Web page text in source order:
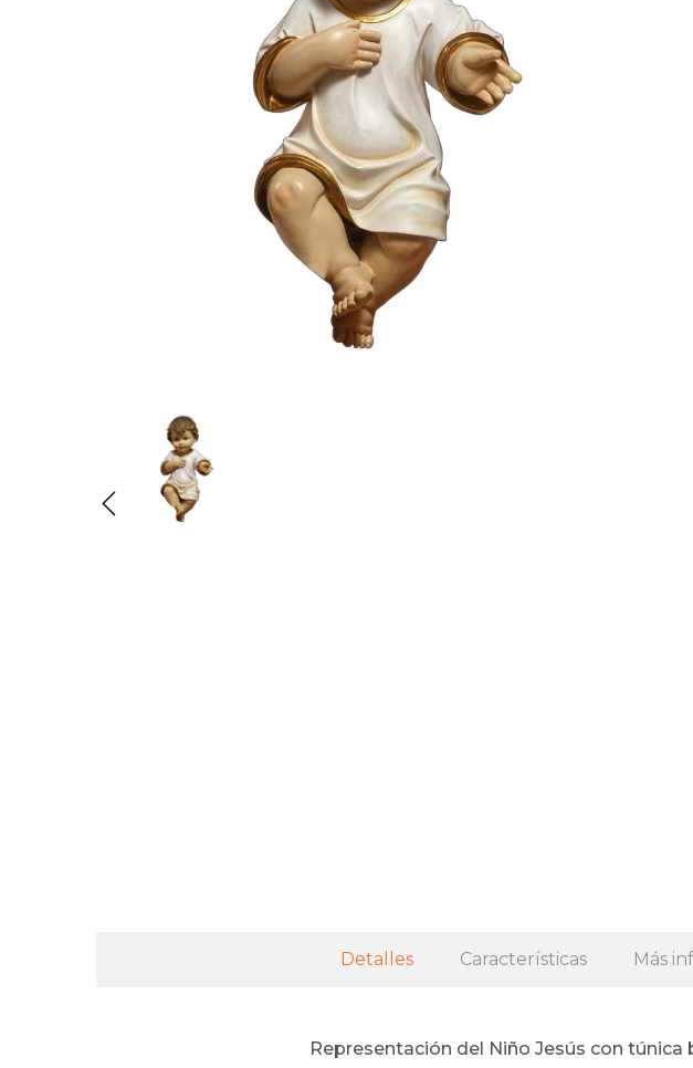
Detalles Características Más
Representación del Niño Jesús con